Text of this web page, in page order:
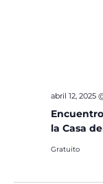
la Casa
abril 12, 2025
Gratuito